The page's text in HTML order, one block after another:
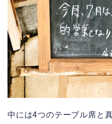
中には4つのテーブル席と